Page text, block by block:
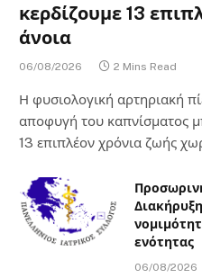
κερδίζουμε 13
άνοια
06/08/2026 2 Mins Read
Η φυσιολογική αρτηριακή
αποφυγή του καπνίσματος
13 επιπλέον χρόνια ζωής
ενότητας
06/08/2026